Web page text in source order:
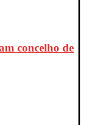
concelho de